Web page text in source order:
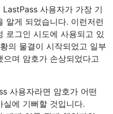
사용자가 가장 기
알게 되었습니다. 이런저런
로그인 시도에 사용되고 있
의 물결이 시작되었고 일부
며 암호가 손상되었다고
사용자라면 암호가 어떤
에 기뻐할 것입니다.